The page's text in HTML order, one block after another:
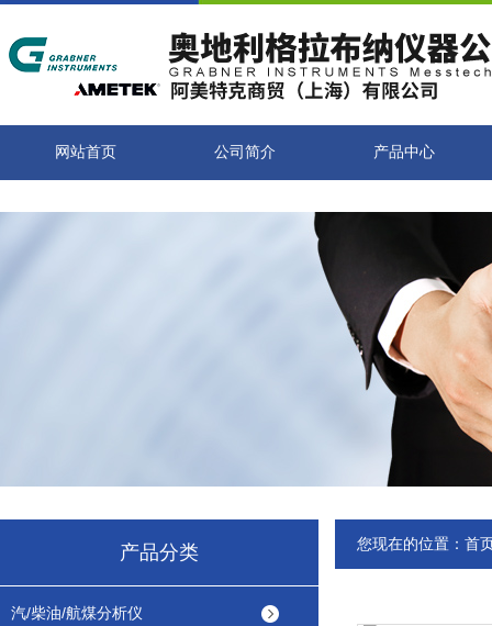
网站首页 公司简介 产品中心
产品分类
汽/柴油/航煤分析仪
您现在的位置： 首